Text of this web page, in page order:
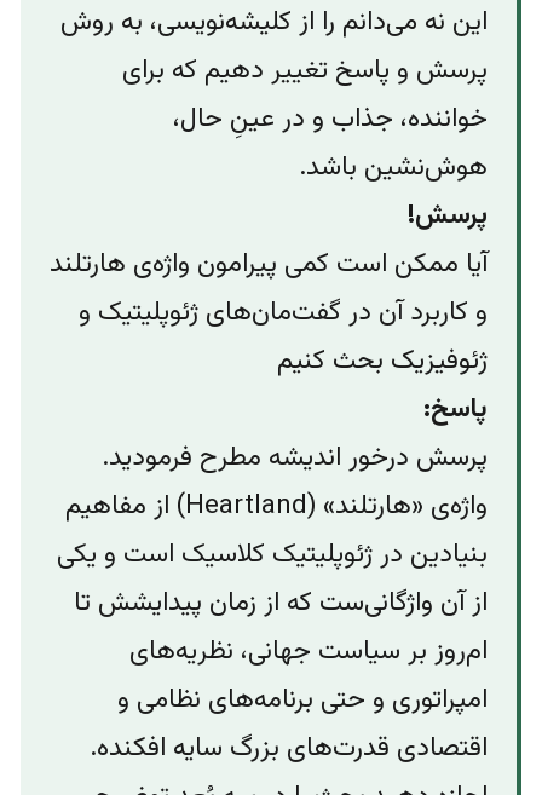
این نه می‌دانم را از کلیشه‌نویسی، به روش
پرسش و پاسخ تغییر دهیم که برای
خواننده، جذاب و در عینِ‌ حال،
هوش‌نشین باشد.
پرسش!
آیا ممکن است کمی پیرامون واژه‌ی هارتلند
و کاربرد آن در گفت‌مان‌های ژئوپلیتیک و
ژئوفیزیک بحث کنیم
پاسخ:
پرسش درخور اندیشه‌ مطرح فرمودید.
واژه‌ی «هارتلند» (Heartland) از مفاهیم
بنیادین در ژئوپلیتیک کلاسیک است و یکی
از آن واژگانی‌ست که از زمان پیدایشش تا
ام‌روز بر سیاست جهانی، نظریه‌های
امپراتوری و حتی برنامه‌های نظامی و
اقتصادی قدرت‌های بزرگ سایه افکنده.